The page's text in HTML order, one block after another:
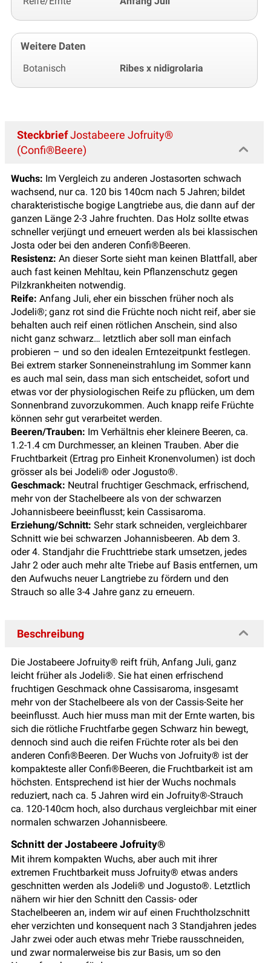
Weitere Daten
Botanisch Ribes x nidigrolaria
SteckbriefJostabeere Jofruity®
(Confi®Beere)
Wuchs: Im Vergleich zu anderen Jostasorten schwach
wachsend, nur ca. 120 bis 140cm nach 5 Jahren; bildet
charakteristische bogige Langtriebe aus, die dann auf der
ganzen Länge 2-3 Jahre fruchten. Das Holz sollte etwas
schneller verjüngt und erneuert werden als bei klassischen
Josta oder bei den anderen Confi®Beeren.
Resistenz: An dieser Sorte sieht man keinen Blattfall, aber
auch fast keinen Mehltau, kein Pflanzenschutz gegen
Pilzkrankheiten notwendig.
Reife: Anfang Juli, eher ein bisschen früher noch als
Jodeli®; ganz rot sind die Früchte noch nicht reif, aber sie
behalten auch reif einen rötlichen Anschein, sind also
nicht ganz schwarz… letztlich aber soll man einfach
probieren – und so den idealen Erntezeitpunkt festlegen.
Bei extrem starker Sonneneinstrahlung im Sommer kann
es auch mal sein, dass man sich entscheidet, sofort und
etwas vor der physiologischen Reife zu pflücken, um dem
Sonnenbrand zuvorzukommen. Auch knapp reife Früchte
können sehr gut verarbeitet werden.
Beeren/Trauben: Im Verhältnis eher kleinere Beeren, ca.
1.2-1.4 cm Durchmesser, an kleinen Trauben. Aber die
Fruchtbarkeit (Ertrag pro Einheit Kronenvolumen) ist doch
grösser als bei Jodeli® oder Jogusto®.
Geschmack: Neutral fruchtiger Geschmack, erfrischend,
mehr von der Stachelbeere als von der schwarzen
Johannisbeere beeinflusst; kein Cassisaroma.
Erziehung/Schnitt: Sehr stark schneiden, vergleichbarer
Schnitt wie bei schwarzen Johannisbeeren. Ab dem 3.
oder 4. Standjahr die Fruchttriebe stark umsetzen, jedes
Jahr 2 oder auch mehr alte Triebe auf Basis entfernen, um
den Aufwuchs neuer Langtriebe zu fördern und den
Strauch so alle 3-4 Jahre ganz zu erneuern.
Beschreibung
Die Jostabeere Jofruity® reift früh, Anfang Juli, ganz
leicht früher als Jodeli®. Sie hat einen erfrischend
fruchtigen Geschmack ohne Cassisaroma, insgesamt
mehr von der Stachelbeere als von der Cassis-Seite her
beeinflusst. Auch hier muss man mit der Ernte warten, bis
sich die rötliche Fruchtfarbe gegen Schwarz hin bewegt,
dennoch sind auch die reifen Früchte roter als bei den
anderen Confi®Beeren. Der Wuchs von Jofruity® ist der
kompakteste aller Confi®Beeren, die Fruchtbarkeit ist am
höchsten. Entsprechend ist hier der Wuchs nochmals
reduziert, nach ca. 5 Jahren wird ein Jofruity®-Strauch
ca. 120-140cm hoch, also durchaus vergleichbar mit einer
normalen schwarzen Johannisbeere.
Schnitt der Jostabeere Jofruity®
Mit ihrem kompakten Wuchs, aber auch mit ihrer
extremen Fruchtbarkeit muss Jofruity® etwas anders
geschnitten werden als Jodeli® und Jogusto®. Letztlich
nähern wir hier den Schnitt den Cassis- oder
Stachelbeeren an, indem wir auf einen Fruchtholzschnitt
eher verzichten und konsequent nach 3 Standjahren jedes
Jahr zwei oder auch etwas mehr Triebe rausschneiden,
und zwar normalerweise bis zur Basis, um so den